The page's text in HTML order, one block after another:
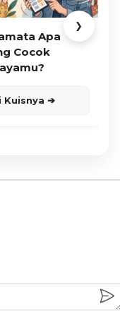
Apa
Cocok
Kuisnya ➔
❯